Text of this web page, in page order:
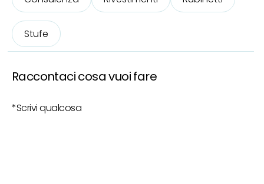
Stufe
Raccontaci cosa vuoi fare